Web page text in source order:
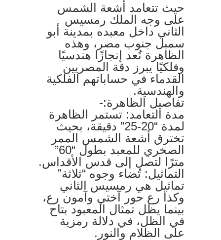
حيث تتعامد أشعة الشمس
على وجه الملك رمسيس
الثاني داخل معبده بمدينة أبو
سمبل جنوب مصر، وهذه
الظاهرة تُعد إنجازًا هندسيًا
وفلكيًا يبرز دقة المصريين
القدماء في حساباتهم الفلكية
والهندسية.
تفاصيل الظاهرة:-
مدة التعامد: تستمر الظاهرة
لمدة “20-25” دقيقة، بحيث
تخترق أشعة الشمس الممر
الصخري للمعبد بطول “60”
مترًا لتصل إلى قدس الأقداس.
التماثيل: تُضاء وجوه “ثلاثة”
تماثيل هي رمسيس الثاني
وكذا رع حور آختي وآمون رع،
بينما يظل تمثال المعبود بتاح
في الظل، في دلالة رمزية
على الظلام والنور.